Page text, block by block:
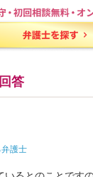
答
護士